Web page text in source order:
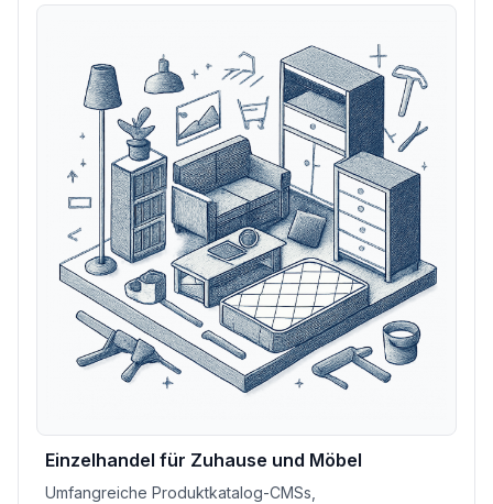
Einzelhandel für Zuhause und Möbel
Umfangreiche Produktkatalog-CMSs,